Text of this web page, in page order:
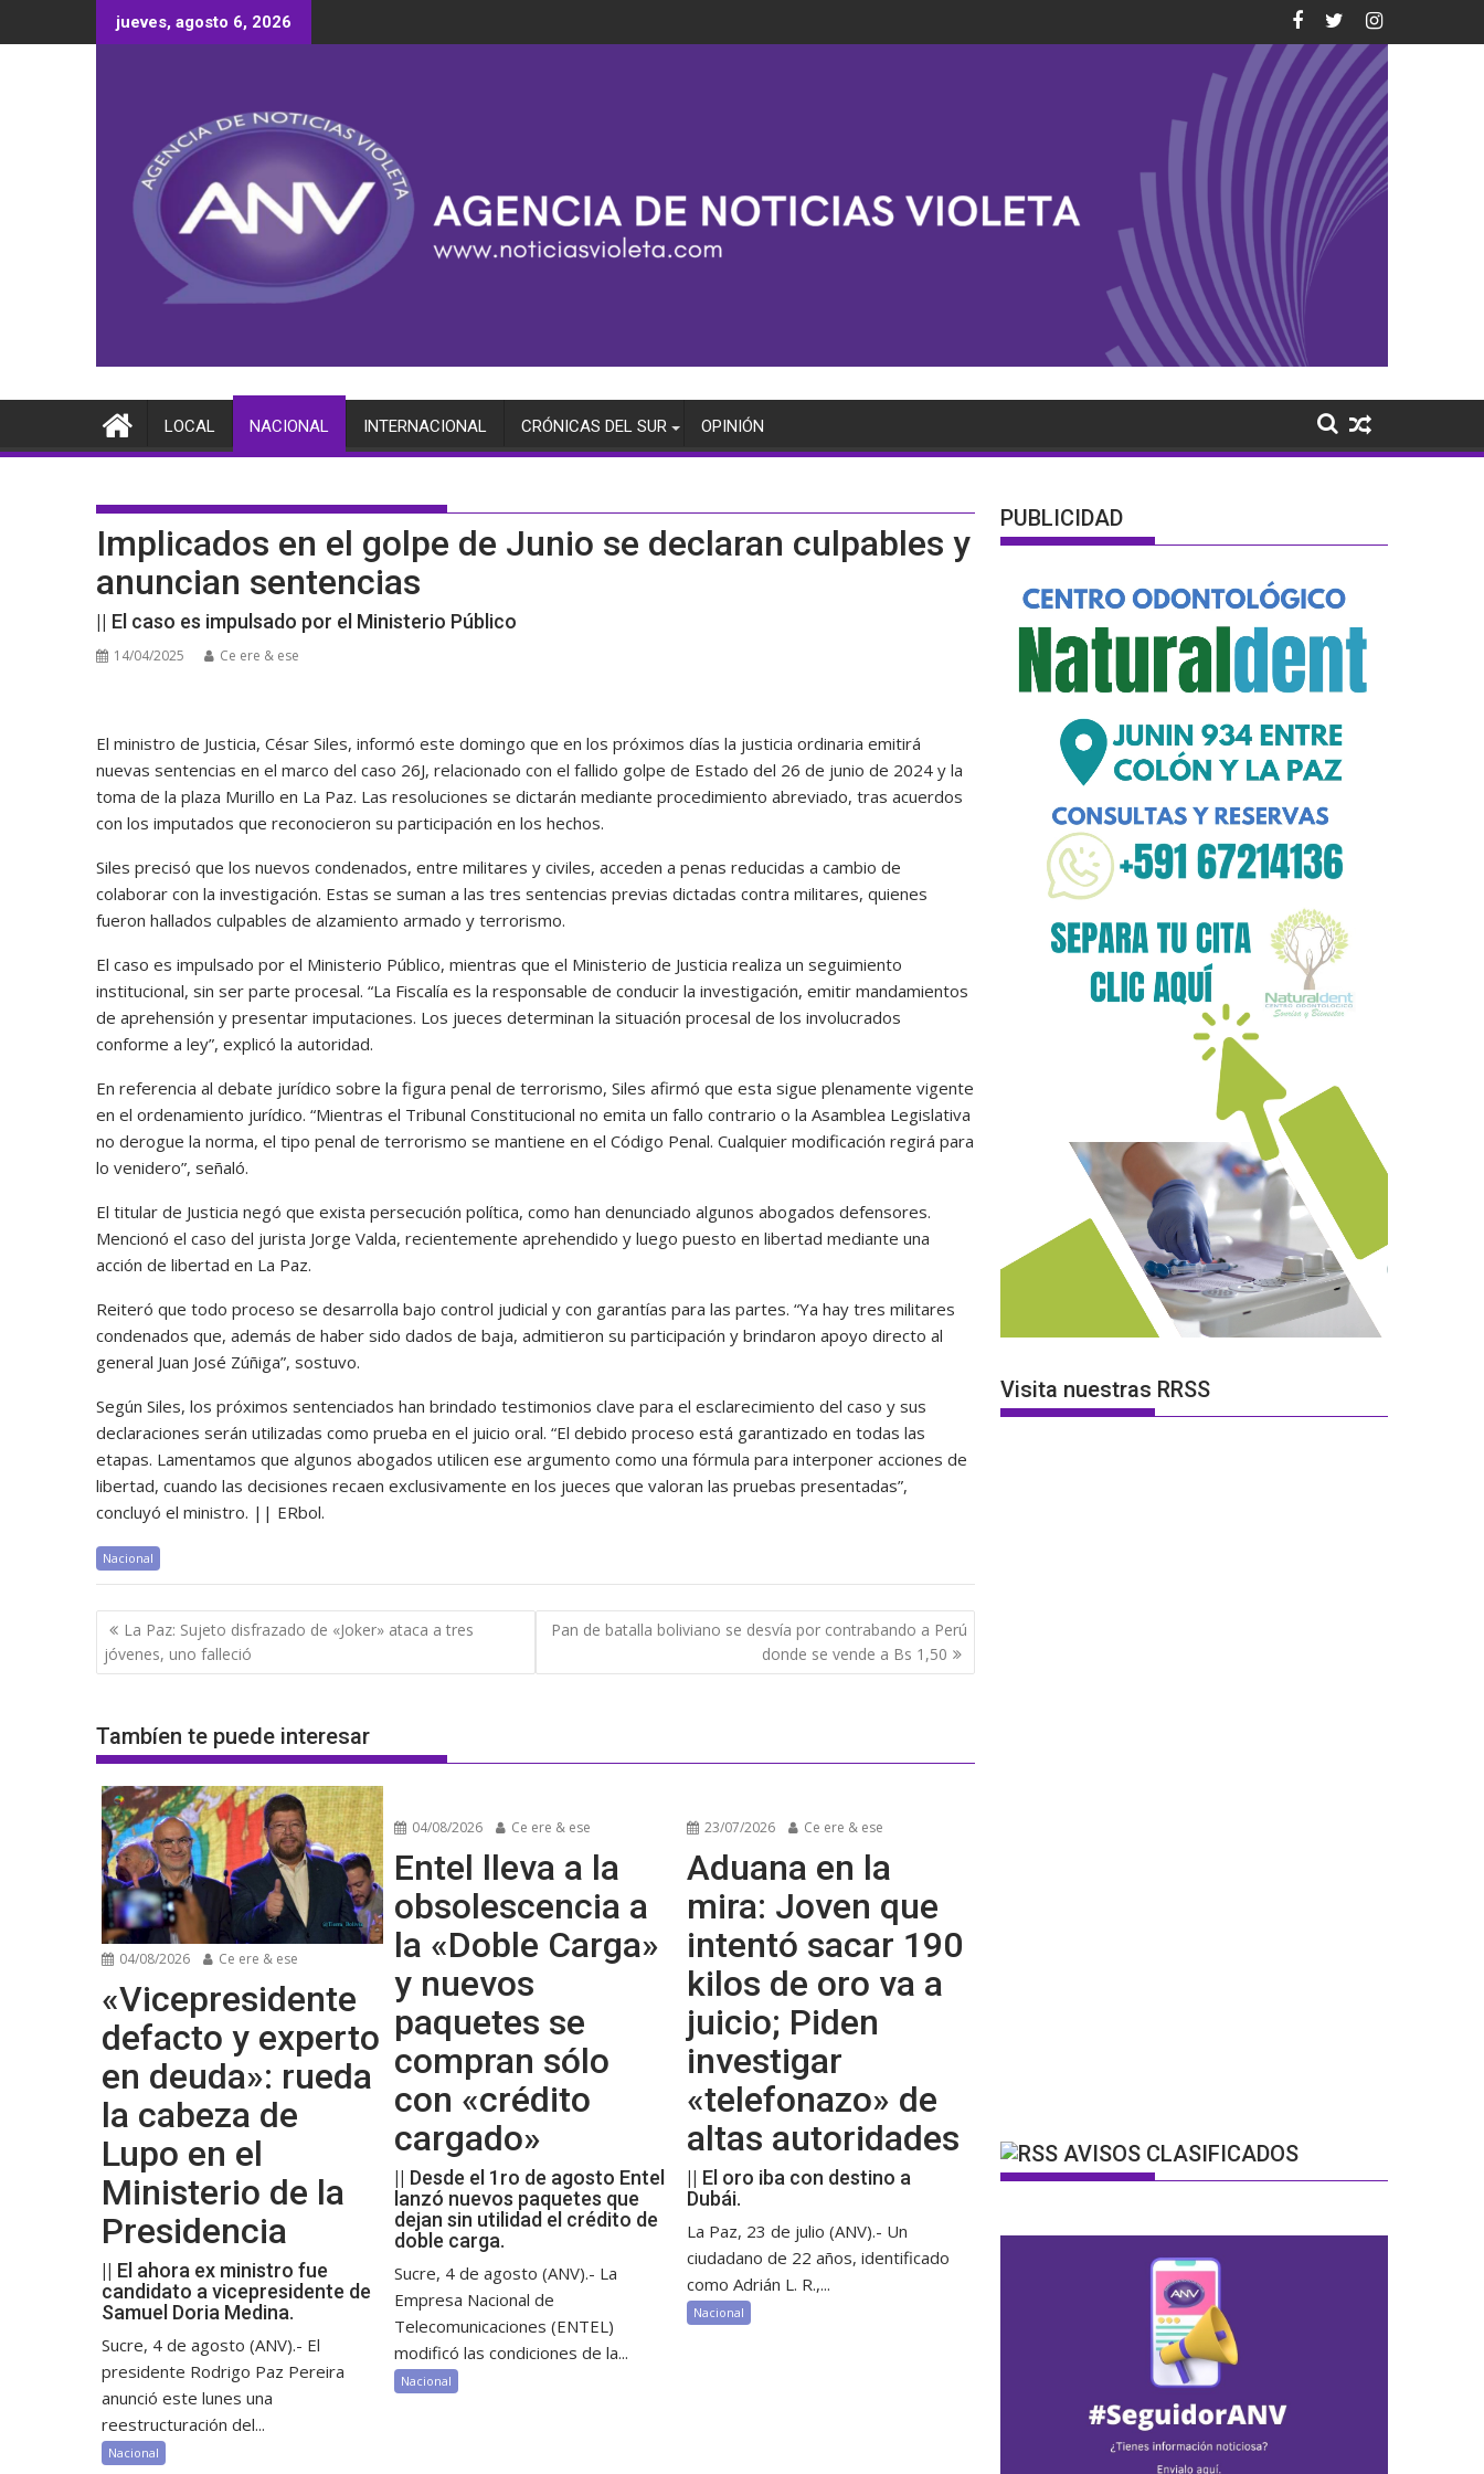
al
jueves, agosto 6, 2026
LOCAL NACIONAL INTERNACIONAL CRÓNICAS DEL SUR OPINIÓN
Implicados en el golpe de Junio se declaran culpables y
anuncian sentencias
|| El caso es impulsado por el Ministerio Público
14/04/2025 Ce ere & ese
El ministro de Justicia, César Siles, informó este domingo que en los próximos días la justicia ordinaria emitirá
nuevas sentencias en el marco del caso 26J, relacionado con el fallido golpe de Estado del 26 de junio de 2024 y la
toma de la plaza Murillo en La Paz. Las resoluciones se dictarán mediante procedimiento abreviado, tras acuerdos
con los imputados que reconocieron su participación en los hechos.
Siles precisó que los nuevos condenados, entre militares y civiles, acceden a penas reducidas a cambio de
colaborar con la investigación. Estas se suman a las tres sentencias previas dictadas contra militares, quienes
fueron hallados culpables de alzamiento armado y terrorismo.
El caso es impulsado por el Ministerio Público, mientras que el Ministerio de Justicia realiza un seguimiento
institucional, sin ser parte procesal. “La Fiscalía es la responsable de conducir la investigación, emitir mandamientos
de aprehensión y presentar imputaciones. Los jueces determinan la situación procesal de los involucrados
conforme a ley”, explicó la autoridad.
En referencia al debate jurídico sobre la figura penal de terrorismo, Siles afirmó que esta sigue plenamente vigente
en el ordenamiento jurídico. “Mientras el Tribunal Constitucional no emita un fallo contrario o la Asamblea Legislativa
no derogue la norma, el tipo penal de terrorismo se mantiene en el Código Penal. Cualquier modificación regirá para
lo venidero”, señaló.
El titular de Justicia negó que exista persecución política, como han denunciado algunos abogados defensores.
Mencionó el caso del jurista Jorge Valda, recientemente aprehendido y luego puesto en libertad mediante una
acción de libertad en La Paz.
Reiteró que todo proceso se desarrolla bajo control judicial y con garantías para las partes. “Ya hay tres militares
condenados que, además de haber sido dados de baja, admitieron su participación y brindaron apoyo directo al
general Juan José Zúñiga”, sostuvo.
Según Siles, los próximos sentenciados han brindado testimonios clave para el esclarecimiento del caso y sus
declaraciones serán utilizadas como prueba en el juicio oral. “El debido proceso está garantizado en todas las
etapas. Lamentamos que algunos abogados utilicen ese argumento como una fórmula para interponer acciones de
libertad, cuando las decisiones recaen exclusivamente en los jueces que valoran las pruebas presentadas”,
concluyó el ministro. || ERbol.
Nacional
Navegación
de
entradas
La Paz: Sujeto disfrazado de «Joker» ataca a tres
jóvenes, uno falleció
Pan de batalla boliviano se desvía por contrabando a Perú
donde se vende a Bs 1,50
Tambíen te puede interesar
04/08/2026 Ce ere & ese
«Vicepresidente
defacto y experto
en deuda»: rueda
la cabeza de
Lupo en el
Ministerio de la
Presidencia
|| El ahora ex ministro fue
candidato a vicepresidente de
Samuel Doria Medina.
Sucre, 4 de agosto (ANV).- El
presidente Rodrigo Paz Pereira
anunció este lunes una
reestructuración del...
Nacional
04/08/2026 Ce ere & ese
Entel lleva a la
obsolescencia a
la «Doble Carga»
y nuevos
paquetes se
compran sólo
con «crédito
cargado»
|| Desde el 1ro de agosto Entel
lanzó nuevos paquetes que
dejan sin utilidad el crédito de
doble carga.
Sucre, 4 de agosto (ANV).- La
Empresa Nacional de
Telecomunicaciones (ENTEL)
modificó las condiciones de la...
Nacional
23/07/2026 Ce ere & ese
Aduana en la
mira: Joven que
intentó sacar 190
kilos de oro va a
juicio; Piden
investigar
«telefonazo» de
altas autoridades
|| El oro iba con destino a
Dubái.
La Paz, 23 de julio (ANV).- Un
ciudadano de 22 años, identificado
como Adrián L. R.,...
Nacional
PUBLICIDAD
Visita nuestras RRSS
AVISOS CLASIFICADOS